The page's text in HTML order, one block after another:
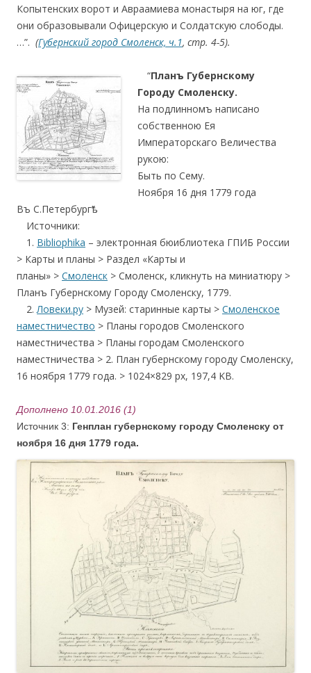
Копытенских ворот и Авраамиева монастыря на юг, где
они образовывали Офицерскую и Солдатскую слободы.
…”. (Губернский город Смоленск, ч.1, стр. 4-5).
“Планъ Губернскому
Городу Смоленску.
На подлинномъ написано
собственною Ея
Императорскаго Величества
рукою:
Быть по Сему.
Ноября 16 дня 1779 года
Въ С.Петербургѣ”.
Источники:
1. Bibliophika – электронная бюиблиотека ГПИБ России
> Карты и планы > Раздел «Карты и
планы» > Смоленск > Смоленск, кликнуть на миниатюру >
Планъ Губернскому Городу Смоленску, 1779.
2.Ловеки.ру > Музей: старинные карты > Смоленское
наместничество > Планы городов Смоленского
наместничества > Планы городам Смоленского
наместничества > 2. План губернскому городу Смоленску,
16 ноября 1779 года. > 1024×829 px, 197,4 KB.
Дополнено 10.01.2016 (1)
Источник 3: Генплан губернскому городу Смоленску от
ноября 16 дня 1779 года.